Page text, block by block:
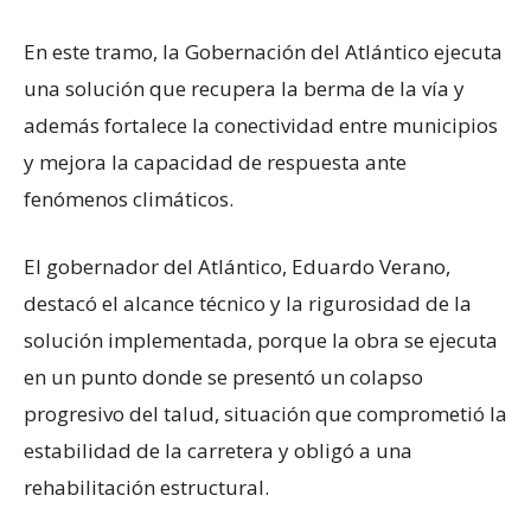
En este tramo, la Gobernación del Atlántico ejecuta
una solución que recupera la berma de la vía y
además fortalece la conectividad entre municipios
y mejora la capacidad de respuesta ante
fenómenos climáticos.
El gobernador del Atlántico, Eduardo Verano,
destacó el alcance técnico y la rigurosidad de la
solución implementada, porque la obra se ejecuta
en un punto donde se presentó un colapso
progresivo del talud, situación que comprometió la
estabilidad de la carretera y obligó a una
rehabilitación estructural.